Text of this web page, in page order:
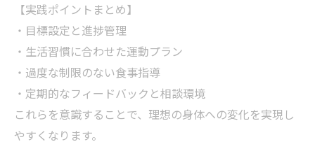
【実践ポイントまとめ】
・目標設定と進捗管理
・生活習慣に合わせた運動プラン
・過度な制限のない食事指導
・定期的なフィードバックと相談環境
これらを意識することで、理想の身体への変化を実現し
やすくなります。